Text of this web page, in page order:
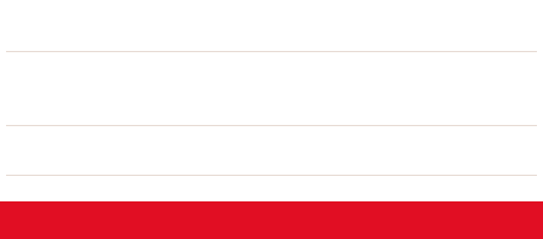
groupes de jeunes.